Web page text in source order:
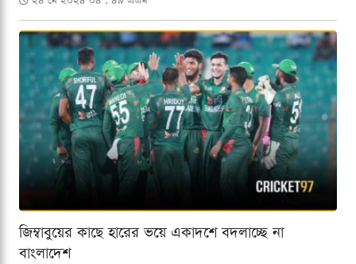
জিম্বাবুয়ের কাছে হারের ভয়ে একাদশে বদলাচ্ছে না
বাংলাদেশ